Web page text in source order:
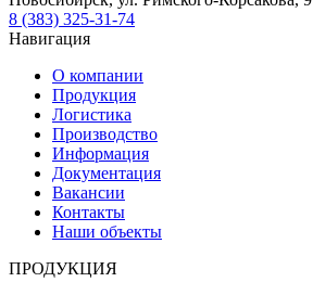
8 (383) 325-31-74
Навигация
О компании
Продукция
Логистика
Производство
Информация
Документация
Вакансии
Контакты
Наши объекты
ПРОДУКЦИЯ